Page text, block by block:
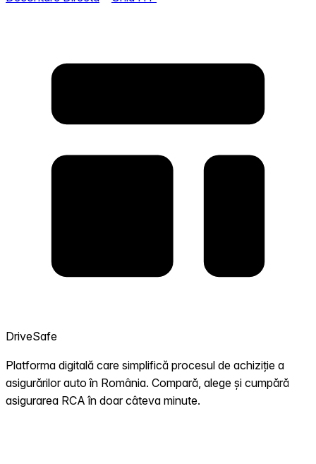
DriveSafe
Platforma digitală care simplifică procesul de achiziție a
asigurărilor auto în România. Compară, alege și cumpără
asigurarea RCA în doar câteva minute.